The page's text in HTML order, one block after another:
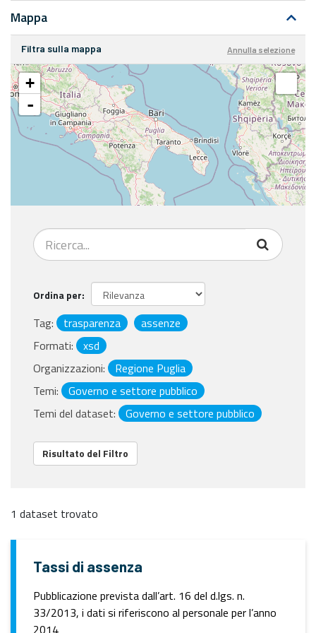
Mappa
Filtra sulla mappa Annulla selezione
+
-
Ordina per
Tag: trasparenza
assenze
Formati:
xsd
Organizzazioni:
Regione Puglia
Temi:
Governo e settore pubblico
Temi del dataset:
Governo e settore pubblico
Risultato del Filtro
1 dataset trovato
Tassi di assenza
Pubblicazione prevista dall’art. 16 del d.lgs. n.
33/2013, i dati si riferiscono al personale per l’anno
2014